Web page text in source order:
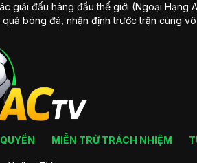
đấu hàng đầu thế giới (Ngoại Hạng
bóng đá, nhận định trước trận cùng
MIỄN TRỪ TRÁCH NHIỆM